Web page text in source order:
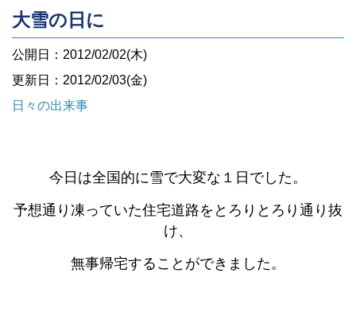
大雪の日に
公開日：2012/02/02(木)
更新日：2012/02/03(金)
日々の出来事
今日は全国的に雪で大変な１日でした。
予想通り凍っていた住宅道路をとろりとろり通り抜
け、
無事帰宅することができました。